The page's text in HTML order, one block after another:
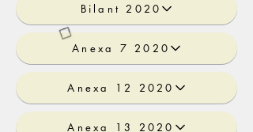
Bilant 2020
Anexa 7 2020
Anexa 12 2020
Anexa 13 2020